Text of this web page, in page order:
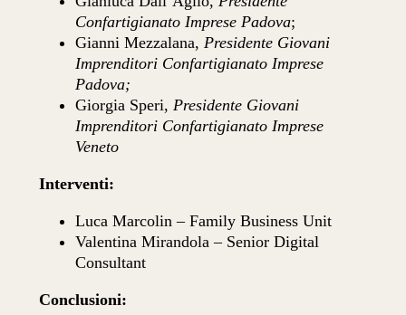
Confartigianato Imprese Padova;
Gianni Mezzalana,Presidente Giovani
Imprenditori Confartigianato Imprese
Padova;
Giorgia Speri,Presidente Giovani
Imprenditori Confartigianato Imprese
Veneto
Interventi:
Luca Marcolin – Family Business Unit
Valentina Mirandola – Senior Digital
Consultant
Conclusioni: